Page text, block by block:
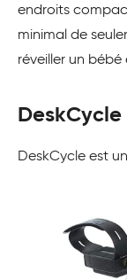
endroits
minimal de
réveiller un
DeskCycle
DeskCycle est